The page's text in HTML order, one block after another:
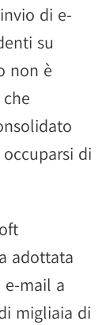
di e-
su
non è
di
adottata
mail a
migliaia di